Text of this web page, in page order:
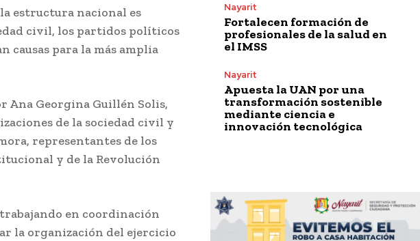
estructura nacional es
civil, los partidos políticos
causas para la más amplia
Ana Georgina Guillén Solis,
de la sociedad civil y
representantes de los
y de la Revolución
en coordinación
la organización del ejercicio
Nayarit
Fortalecen formación de
profesionales de la salud en
el IMSS
Nayarit
Apuesta la UAN por una
transformación sostenible
mediante ciencia e
innovación tecnológica